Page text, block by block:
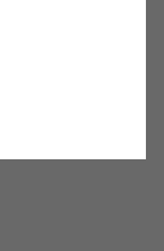
unión
a una